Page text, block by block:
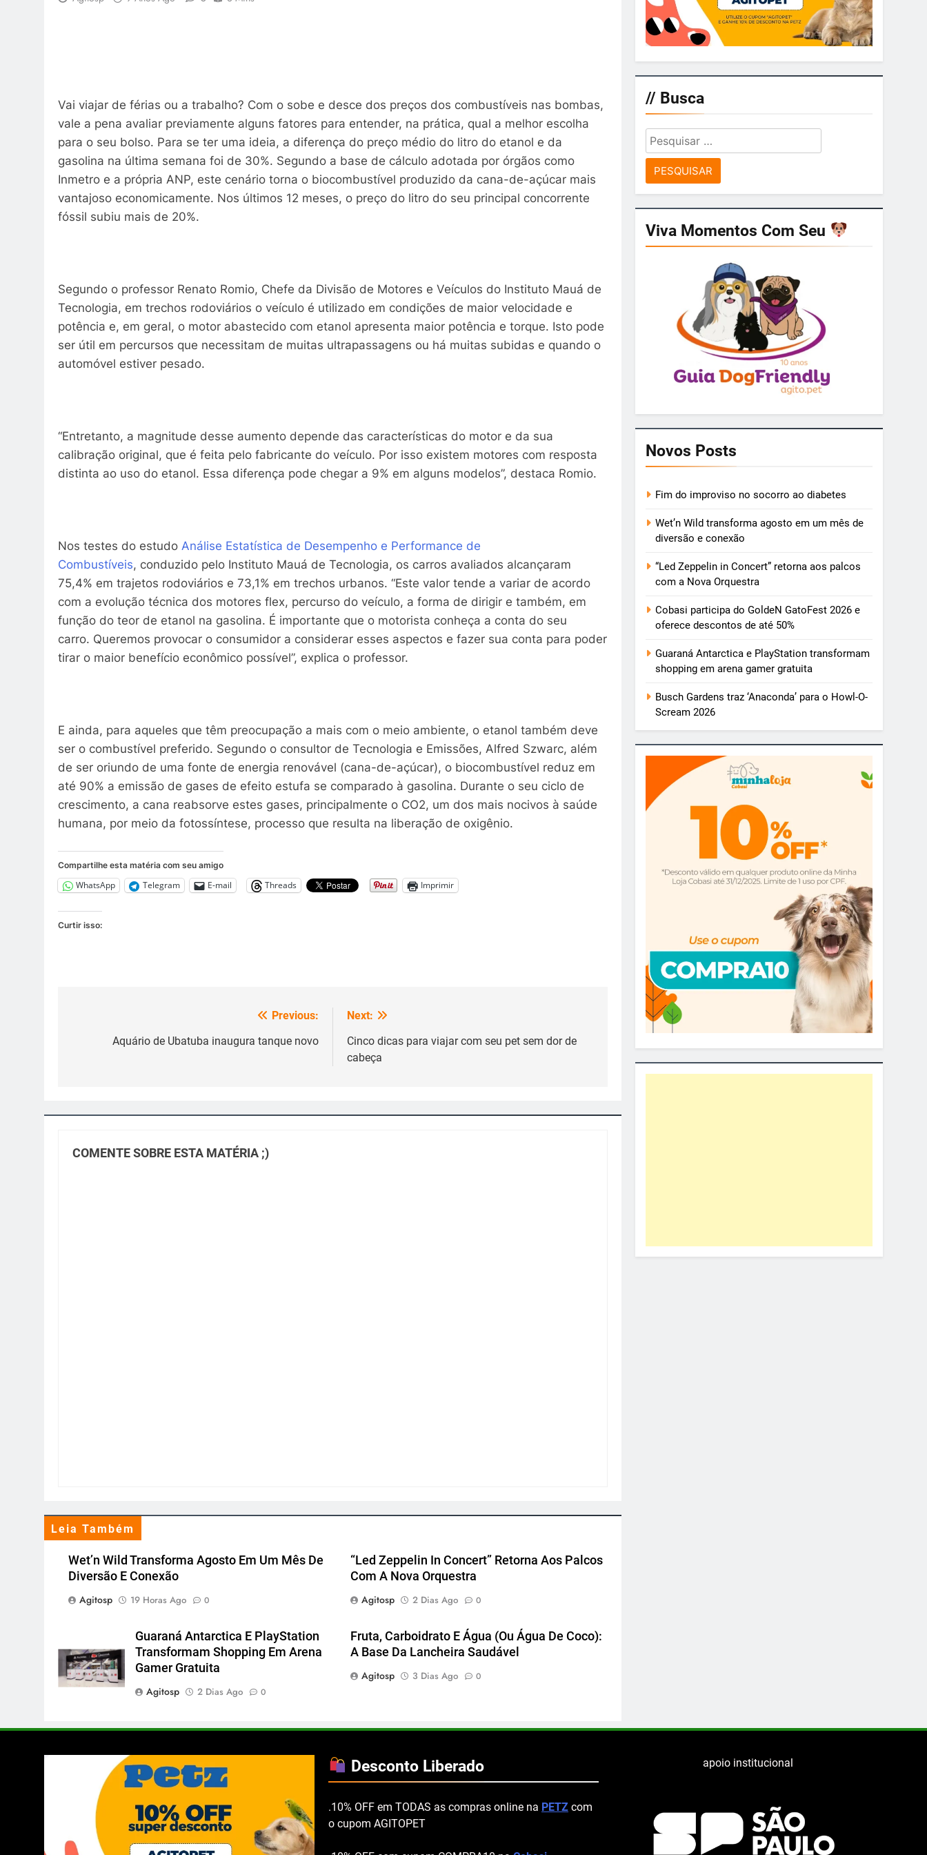
Vai viajar de férias ou a trabalho? Com o sobe e desce dos preços dos combustíveis nas bombas,
vale a pena avaliar previamente alguns fatores para entender, na prática, qual a melhor escolha
para o seu bolso. Para se ter uma ideia, a diferença do preço médio do litro do etanol e da
gasolina na última semana foi de 30%. Segundo a base de cálculo adotada por órgãos como
Inmetro e a própria ANP, este cenário torna o biocombustível produzido da cana-de-açúcar mais
vantajoso economicamente. Nos últimos 12 meses, o preço do litro do seu principal concorrente
fóssil subiu mais de 20%.
Segundo o professor Renato Romio, Chefe da Divisão de Motores e Veículos do Instituto Mauá de
Tecnologia, em trechos rodoviários o veículo é utilizado em condições de maior velocidade e
potência e, em geral, o motor abastecido com etanol apresenta maior potência e torque. Isto pode
ser útil em percursos que necessitam de muitas ultrapassagens ou há muitas subidas e quando o
automóvel estiver pesado.
“Entretanto, a magnitude desse aumento depende das características do motor e da sua
calibração original, que é feita pelo fabricante do veículo. Por isso existem motores com resposta
distinta ao uso do etanol. Essa diferença pode chegar a 9% em alguns modelos”, destaca Romio.
Nos testes do estudo Análise Estatística de Desempenho e Performance de
Combustíveis, conduzido pelo Instituto Mauá de Tecnologia, os carros avaliados alcançaram
75,4% em trajetos rodoviários e 73,1% em trechos urbanos. “Este valor tende a variar de acordo
com a evolução técnica dos motores flex, percurso do veículo, a forma de dirigir e também, em
função do teor de etanol na gasolina. É importante que o motorista conheça a conta do seu
carro. Queremos provocar o consumidor a considerar esses aspectos e fazer sua conta para poder
tirar o maior benefício econômico possível”, explica o professor.
E ainda, para aqueles que têm preocupação a mais com o meio ambiente, o etanol também deve
ser o combustível preferido. Segundo o consultor de Tecnologia e Emissões, Alfred Szwarc, além
de ser oriundo de uma fonte de energia renovável (cana-de-açúcar), o biocombustível reduz em
até 90% a emissão de gases de efeito estufa se comparado à gasolina. Durante o seu ciclo de
crescimento, a cana reabsorve estes gases, principalmente o CO2, um dos mais nocivos à saúde
humana, por meio da fotossíntese, processo que resulta na liberação de oxigênio.
Compartilhe esta matéria com seu amigo
WhatsApp Telegram E-mail Threads Imprimir
Curtir isso:
Previous:
Aquário de Ubatuba inaugura tanque novo
Next:
Cinco dicas para viajar com seu pet sem dor de
cabeça
COMENTE SOBRE ESTA MATÉRIA ;)
Leia Também
Wet’n Wild Transforma Agosto Em Um Mês De
Diversão E Conexão
Agitosp
19 Horas Ago 0
“Led Zeppelin In Concert” Retorna Aos Palcos
Com A Nova Orquestra
Agitosp
2 Dias Ago 0
Guaraná Antarctica E PlayStation
Transformam Shopping Em Arena
Gamer Gratuita
Agitosp
2 Dias Ago 0
Fruta, Carboidrato E Água (ou Água De Coco):
A Base Da Lancheira Saudável
Agitosp
3 Dias Ago 0
// Busca
Pesquisar
por:
Viva Momentos Com Seu
Novos Posts
Fim do improviso no socorro ao diabetes
Wet’n Wild transforma agosto em um mês de
diversão e conexão
“Led Zeppelin in Concert” retorna aos palcos
com a Nova Orquestra
Cobasi participa do GoldeN GatoFest 2026 e
oferece descontos de até 50%
Guaraná Antarctica e PlayStation transformam
shopping em arena gamer gratuita
Busch Gardens traz ‘Anaconda’ para o Howl-O-
Scream 2026
Desconto Liberado
.10% OFF em TODAS as compras online na PETZ com
o cupom AGITOPET
apoio institucional